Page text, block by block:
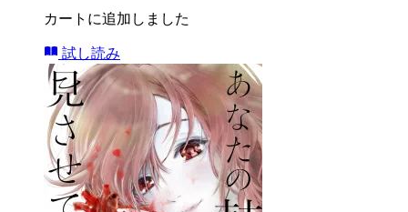
カートに追加しました
試し読み